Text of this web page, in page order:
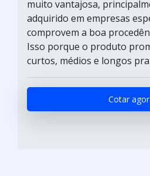
muito vantajosa,
adquirido em empresas
comprovem a boa
Isso porque o produto
curtos, médios e longos
Cotar